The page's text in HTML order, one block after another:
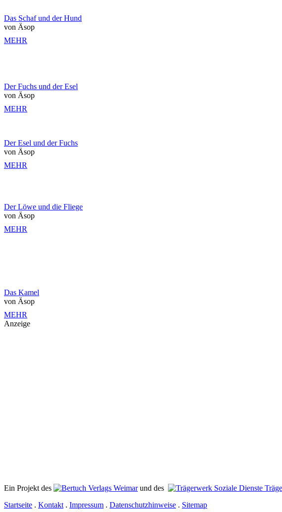
Das Schaf und der Hund
von Äsop
MEHR
Der Fuchs und der Esel
von Äsop
MEHR
Der Esel und der Fuchs
von Äsop
MEHR
Der Löwe und die Fliege
von Äsop
MEHR
Das Kamel
von Äsop
MEHR
Anzeige
Ein Projekt des Verlags Weimarund des
Startseite . Kontakt . Impressum . Datenschutzhinweise . Sitemap